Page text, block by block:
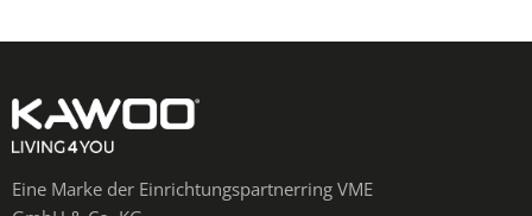
Eine Marke der Einrichtungspartnerring VME